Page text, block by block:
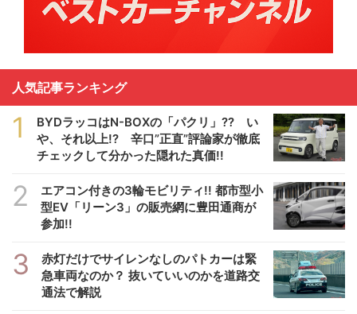
人気記事ランキング
1
BYDラッコはN-BOXの「パクリ」?? い
や、それ以上!? 辛口”正直”評論家が徹底
チェックして分かった隠れた真価!!
2
エアコン付きの3輪モビリティ!! 都市型小
型EV「リーン3」の販売網に豊田通商が
参加!!
3
赤灯だけでサイレンなしのパトカーは緊
急車両なのか？ 抜いていいのかを道路交
通法で解説